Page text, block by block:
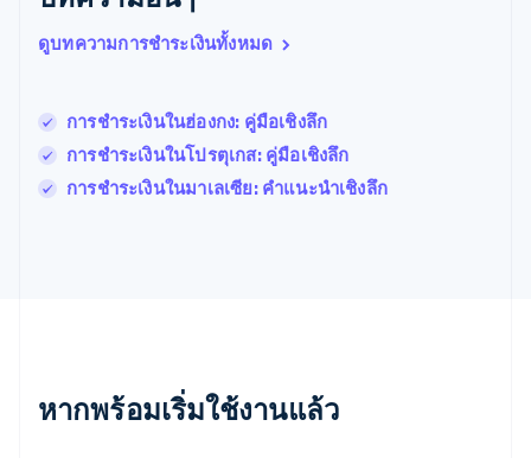
ดูบทความการชำระเงินทั้งหมด
การชำระเงินในฮ่องกง: คู่มือเชิงลึก
การชำระเงินในโปรตุเกส: คู่มือเชิงลึก
การชำระเงินในมาเลเซีย: คำแนะนำเชิงลึก
หากพร้อมเริ่มใช้งานแล้ว
ฝรั่งเศส
English
ฟินแลนด์
English
มาเลเซีย
简体中文
เม็กซิโก
ลักเซมเบิร์ก
Français Deutsch English